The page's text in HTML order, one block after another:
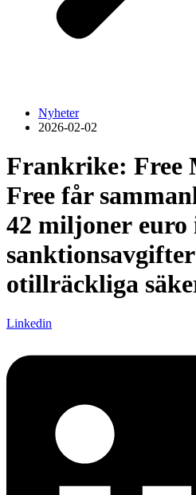
Nyheter
2026-02-02
Frankrike: Free
Free får
42 miljoner euro
otillräckliga
Linkedin